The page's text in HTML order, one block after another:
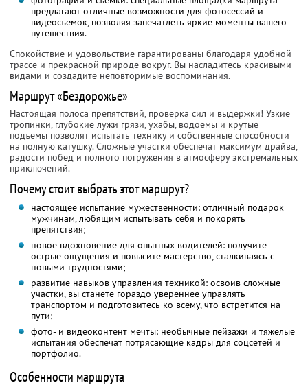
предлагают отличные возможности для фотосессий и
видеосъемок, позволяя запечатлеть яркие моменты вашего
путешествия.
Спокойствие и удовольствие гарантированы благодаря удобной
трассе и прекрасной природе вокруг. Вы насладитесь красивыми
видами и создадите неповторимые воспоминания.
Маршрут «Бездорожье»
Настоящая полоса препятствий, проверка сил и выдержки! Узкие
тропинки, глубокие лужи грязи, ухабы, водоемы и крутые
подъемы позволят испытать технику и собственные способности
на полную катушку. Сложные участки обеспечат максимум драйва,
радости побед и полного погружения в атмосферу экстремальных
приключений.
Почему стоит выбрать этот маршрут?
настоящее испытание мужественности: отличный подарок
мужчинам, любящим испытывать себя и покорять
препятствия;
новое вдохновение для опытных водителей: получите
острые ощущения и повысите мастерство, сталкиваясь с
новыми трудностями;
развитие навыков управления техникой: освоив сложные
участки, вы станете гораздо увереннее управлять
транспортом и подготовитесь ко всему, что встретится на
пути;
фото- и видеоконтент мечты: необычные пейзажи и тяжелые
испытания обеспечат потрясающие кадры для соцсетей и
портфолио.
Особенности маршрута